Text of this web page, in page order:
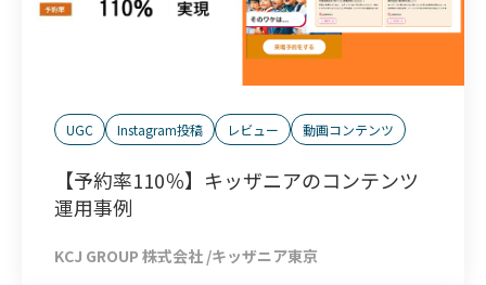
UGC Instagram投稿 レビュー 動画コンテンツ
【予約率110％】キッザニアのコンテンツ
運用事例
KCJ GROUP 株式会社 /キッザニア東京